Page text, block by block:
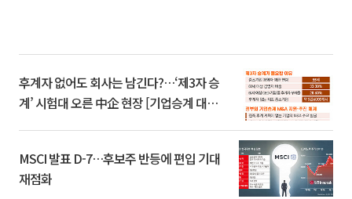
후계자 없어도 회사는 남긴다?…‘제3자 승
계’ 시험대 오른 中企 현장 [기업승계 대전
MSCI 발표 D-7…후보주 반등에 편입 기대
재점화